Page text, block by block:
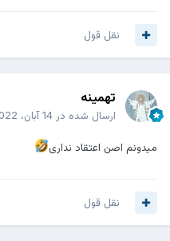
نقل قول
تهمینه
ارسال شده در 14 آبان، 2022
میدونم اصن اعتقاد نداری
نقل قول